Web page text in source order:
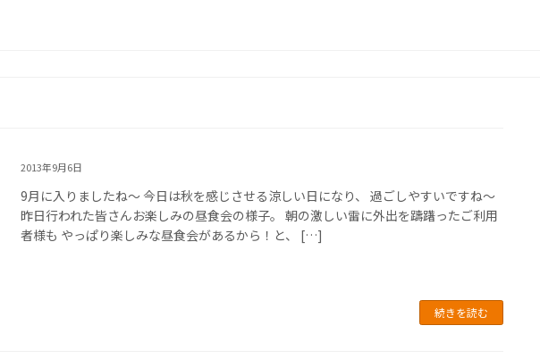
2013年9月6日
9月に入りましたね～ 今日は秋を感じさせる涼しい日になり、 過ごしやすいですね～
昨日行われた皆さんお楽しみの昼食会の様子。 朝の激しい雷に外出を躊躇ったご利用
者様も やっぱり楽しみな昼食会があるから！と、 […]
続きを読む